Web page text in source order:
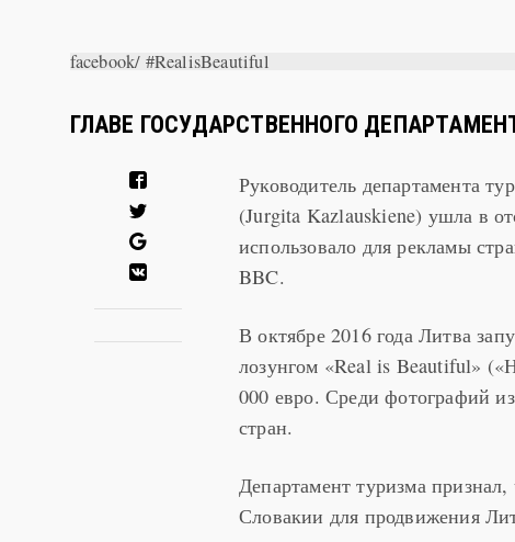
facebook/ #RealisBeautiful
ГЛАВЕ ГОСУДАРСТВЕННОГО
Руководитель департамента
(Jurgita Kazlauskiene) ушла в
использовало для рекламы
BBC.
В октябре 2016 года Литва
лозунгом «Real is Beautiful»
000 евро. Среди фотографий
стран.
Департамент туризма
Словакии для продвижения